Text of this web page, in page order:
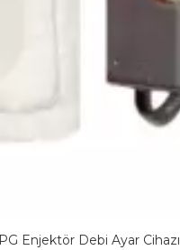
Enjektör Debi Ayar Cihazı